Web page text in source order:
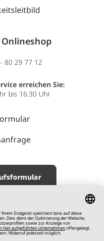
80 29 77 12
erreichen Sie:
bis 16:30 Uhr